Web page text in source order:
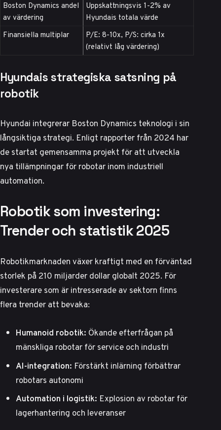
Boston Dynamics andel
av värdering
Uppskattningsvis 1-2% av
Hyundais totala värde
Finansiella multiplar
P/E: 8-10x, P/S: cirka 1x
(relativt låg värdering)
Hyundais strategiska satsning på
robotik
Hyundai integrerar Boston Dynamics teknologi i sin
långsiktiga strategi. Enligt rapporter från 2024 har
de startat gemensamma projekt för att utveckla
nya tillämpningar för robotar inom industriell
automation.
Robotik som investering:
Trender och statistik 2025
Robotikmarknaden växer kraftigt med en förväntad
storlek på 210 miljarder dollar globalt 2025. För
investerare som är intresserade av sektorn finns
flera trender att bevaka:
Humanoid robotik: Ökande efterfrågan på
mänskliga robotar för service och industri
AI-integration: Förstärkt inlärning förbättrar
robotars autonomi
Automation i logistik: Explosion av robotar för
lagerhantering och leveranser